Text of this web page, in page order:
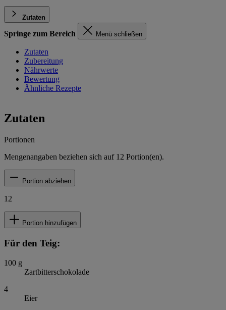
Zutaten
Springe zum Bereich Menü schließen
Zutaten
Zubereitung
Nährwerte
Bewertung
Ähnliche Rezepte
Zutaten
Portionen
Mengenangaben beziehen sich auf 12 Portion(en).
Portion abziehen
12
Portion hinzufügen
Für den Teig:
100 g
Zartbitterschokolade
4
Eier